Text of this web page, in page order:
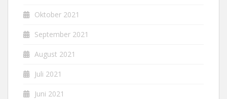
Oktober 2021
September 2021
August 2021
Juli 2021
Juni 2021